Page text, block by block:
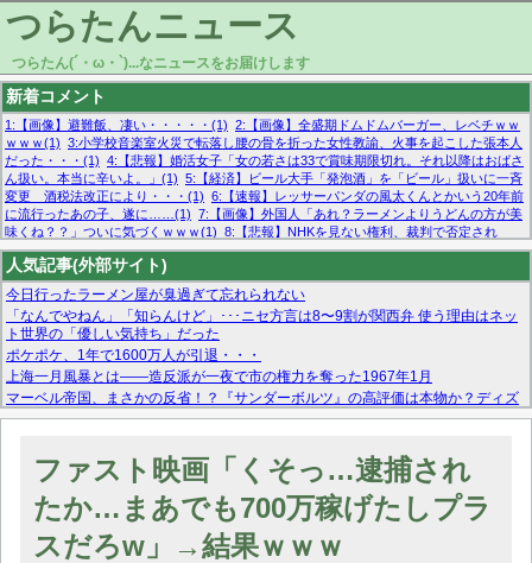
つらたんニュース
つらたん(´・ω・`)...なニュースをお届けします
新着コメント
1:【画像】避難飯、凄い・・・・・(1) 2:【画像】全盛期ドムドムバーガー、レベチｗｗ
ｗｗｗ(1) 3:小学校音楽室火災で転落し腰の骨を折った女性教諭、火事を起こした張本人
だった・・・(1) 4:【悲報】婚活女子「女の若さは33で賞味期限切れ。それ以降はおばさ
ん扱い。本当に辛いよ。」(1) 5:【経済】ビール大手「発泡酒」を「ビール」扱いに一斉
変更 酒税法改正により・・・(1) 6:【速報】レッサーパンダの風太くんとかいう20年前
に流行ったあの子、遂に……(1) 7:【画像】外国人「あれ？ラーメンよりうどんの方が美
味くね？？」ついに気づくｗｗｗ(1) 8:【悲報】NHKを見ない権利、裁判で否定され
る・・・(1) 9:欧州委員長「原発縮小は間違いでした」(1) 10:【悲報】日本企業の人手不
足、限界突破 52%「正社員も足りてません…」(1)
人気記事(外部サイト)
今日行ったラーメン屋が臭過ぎて忘れられない
「なんでやねん」「知らんけど」･･･ニセ方言は8〜9割が関西弁 使う理由はネッ
ト世界の「優しい気持ち」だった
ポケポケ、1年で1600万人が引退・・・
上海一月風暴とは——造反派が一夜で市の権力を奪った1967年1月
マーベル帝国、まさかの反省！？『サンダーボルツ』の高評価は本物か？ディズ
ニーCEOの「量より質」宣言の裏で渦巻くファンの本音とMCUの未来を徹底考
【モー娘。石田亜佑美】ファーストテイク出演も新規獲得ならず？北川莉央が1
【画像あり】FacebookとかTwitterで拾ったエロ画像貼ってくよ
ファスト映画「くそっ…逮捕され
たか…まあでも700万稼げたしプラ
スだろw」→結果ｗｗｗ